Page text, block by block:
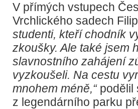
V přímých vstupech
Vrchlického sadech
studenti, kteří chodník
zkoušky. Ale také jsem
slavnostního zahájení
vyzkoušeli. Na cestu
mnohem méně,“podělil
z legendárního parku